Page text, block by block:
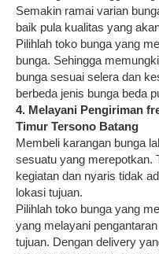
Semakin ramai varian
baik pula kualitas yang
Pilihlah toko bunga yang
bunga. Sehingga
bunga sesuai selera dan
berbeda jenis bunga beda
4. Melayani Pengiriman
Timur Tersono Batang
Membeli karangan bunga
sesuatu yang merepotkan.
kegiatan dan nyaris tidak
lokasi tujuan.
Pilihlah toko bunga yang
yang melayani
tujuan. Dengan delivery